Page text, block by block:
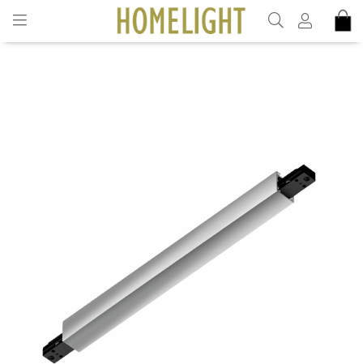
INKL. MOMS